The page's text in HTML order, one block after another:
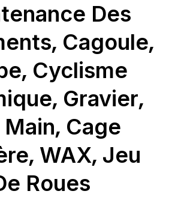
Des
, Cagoule,
, Cyclisme
, Gravier,
Main, Cage
, WAX, Jeu
Roues